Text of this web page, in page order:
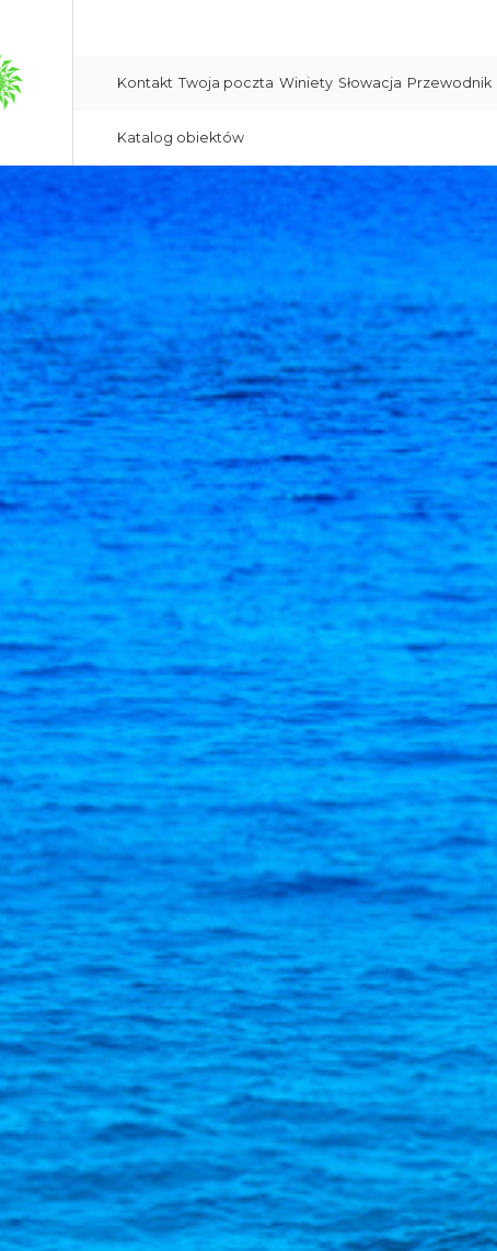
Kontakt Twoja poczta Winiety Słowacja Przewodnik
Katalog obiektów